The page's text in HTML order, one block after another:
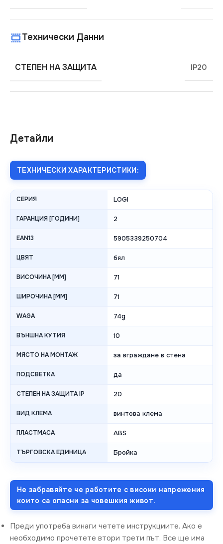
Детайли
ТЕХНИЧЕСКИ ХАРАКТЕРИСТИКИ:
СЕРИЯ LOGI
ГАРАНЦИЯ [ГОДИНИ] 2
EAN13 5905339250704
ЦВЯТ бял
ВИСОЧИНА [MM] 71
ШИРОЧИНА [MM] 71
WAGA 74g
ВЪНШНА КУТИЯ 10
МЯСТО НА МОНТАЖ за вграждане в стена
ПОДСВЕТКА да
СТЕПЕН НА ЗАЩИТА IP 20
ВИД КЛЕМА винтова клема
ПЛАСТМАСА ABS
ТЪРГОВСКА ЕДИНИЦА Бройка
Не забравяйте че работите с високи напрежения
които са опасни за човешкия живот.
Преди употреба винаги четете инструкциите. Ако е
необходимо прочетете втори трети път. Все ще има
Технически Данни
СТЕПЕН НА ЗАЩИТА IP20